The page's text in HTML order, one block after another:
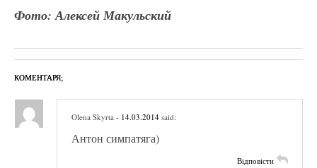
Фото: Алексей Макульский
КОМЕНТАРЯ;
Olena Skyrta - 14.03.2014 said:
Антон симпатяга)
Відповісти